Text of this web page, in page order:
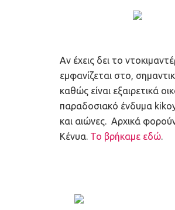
Αν έχεις δει το
εμφανίζεται στο,
καθώς είναι εξαιρετικά
παραδοσιακό ένδυμα
και αιώνες. Αρχικά
Κένυα. Το βρήκαμε εδώ.